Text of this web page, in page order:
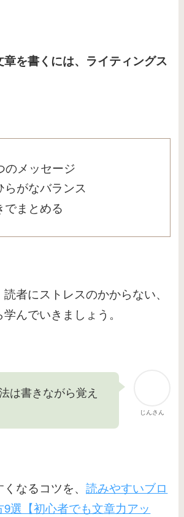
を書くには、ライティングス
のメッセージ
らがなバランス
でまとめる
読者にストレスのかからない、
んでいきましょう。
じんさん
は書きながら覚え
なるコツを、読みやすいブロ
選【初心者でも文章力アッ